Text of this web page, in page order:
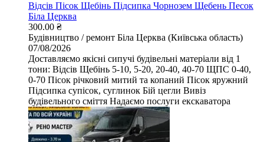
Відсів Пісок Щебінь Підсипка Чорнозем Щебень Песок
Біла Церква
300.00 ₴
Будівництво / ремонт Біла Церква (Київська область)
07/08/2026
Доставляємо якісні сипучі будівельні матеріали від 1
тони: Відсів Щебінь 5-10, 5-20, 20-40, 40-70 ЩПС 0-40,
0-70 Пісок річковий митий та копаний Пісок яружний
Підсипка супісок, суглинок Бій цегли Вивіз
будівельного сміття Надаємо послуги екскаватора